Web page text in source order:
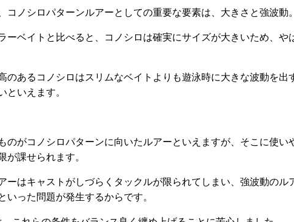
コノシロパターンルアーとしての重要な要素は、大きさと強波動。
ーベイトと比べると、コノシロは確実にサイズが大きいため、や
のあるコノシロはスリムなベイトよりも遊泳時に大きな波動を出
といえます。
のがコノシロパターンに向いたルアーといえますが、そこに使い
が課せられます。
ーはキャストがしづらくタックルが限られてしまい、強波動のル
いった問題が発生するからです。